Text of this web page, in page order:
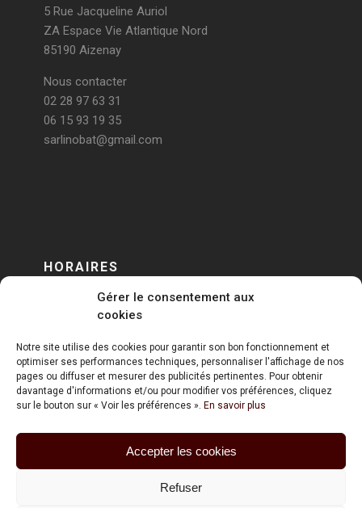
Gérer le consentement aux
cookies
Notre site utilise des cookies pour garantir son bon fonctionnement et
optimiser ses performances techniques, personnaliser l'affichage de nos
pages ou diffuser et mesurer des publicités pertinentes. Pour obtenir
davantage d'informations et/ou pour modifier vos préférences, cliquez
sur le bouton sur « Voir les préférences ». En savoir plus
Accepter les cookies
Refuser
5 Rue Jacqueline Auriol
ZA Espace Vie Atlantique Nord
85190 Aizenay
Nous contacter
02 28 97 63 31
06 15 93 19 35
sarlinobat@gmail.com
HORAIRES
DU LUNDI AU VENDREDI